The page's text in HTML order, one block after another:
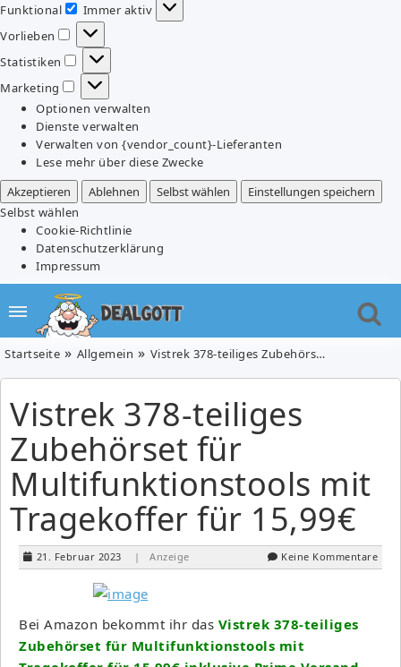
Funktional
Funktional
Immer aktiv
Vorlieben
Vorlieben
Statistiken
Statistiken
Marketing
Marketing
Optionen verwalten
Dienste verwalten
Verwalten von {vendor_count}-Lieferanten
Lese mehr über diese Zwecke
Akzeptieren
Ablehnen Selbst wählen
Einstellungen speichern
Selbst wählen
Cookie-Richtlinie
Datenschutzerklärung
Impressum
Startseite Allgemein Vistrek 378-teiliges Zubehörset für Multifunktionstools mit Tragekoffer für 15,99€
Vistrek 378-teiliges
Zubehörset für
Multifunktionstools mit
Tragekoffer für 15,99€
21. Februar 2023 | Anzeige Keine Kommentare
Bei Amazon bekommt ihr das Vistrek 378-teiliges
Zubehörset für Multifunktionstools mit